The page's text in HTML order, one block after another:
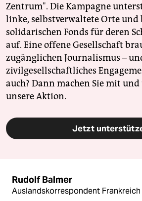
Zentrum". Die Kampagne
linke, selbstverwaltete Orte und
solidarischen Fonds für deren
auf. Eine offene Gesellschaft
zugänglichen Journalismus –
zivilgesellschaftliches
auch? Dann machen Sie mit
unsere Aktion.
Jetzt
Rudolf Balmer
Auslandskorrespondent Frankreich